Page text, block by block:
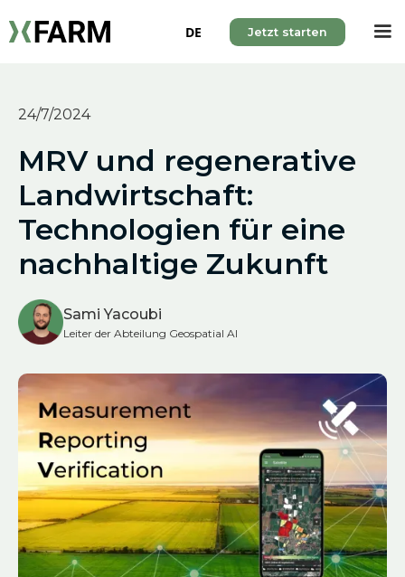
DE Jetzt starten
24/7/2024
MRV und regenerative
Landwirtschaft:
Technologien für eine
nachhaltige Zukunft
Sami Yacoubi
Leiter der Abteilung Geospatial AI